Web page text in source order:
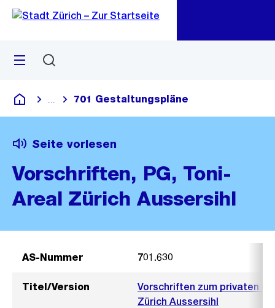
Navigation
Sprunglink
Menü
Deutsch
Blende alle Breadcrumbs ein
701 Gestaltungspläne
Seite vorlesen
Vorschriften, PG, Toni-
Areal Zürich Aussersihl
AS-Nummer 701.630
Titel/Version
Vorschriften zum privaten
Zürich Aussersihl